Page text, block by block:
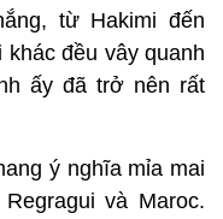
từ Hakimi đến
đều vây quanh
ấy đã trở nên rất
ý nghĩa mỉa mai
và Maroc.